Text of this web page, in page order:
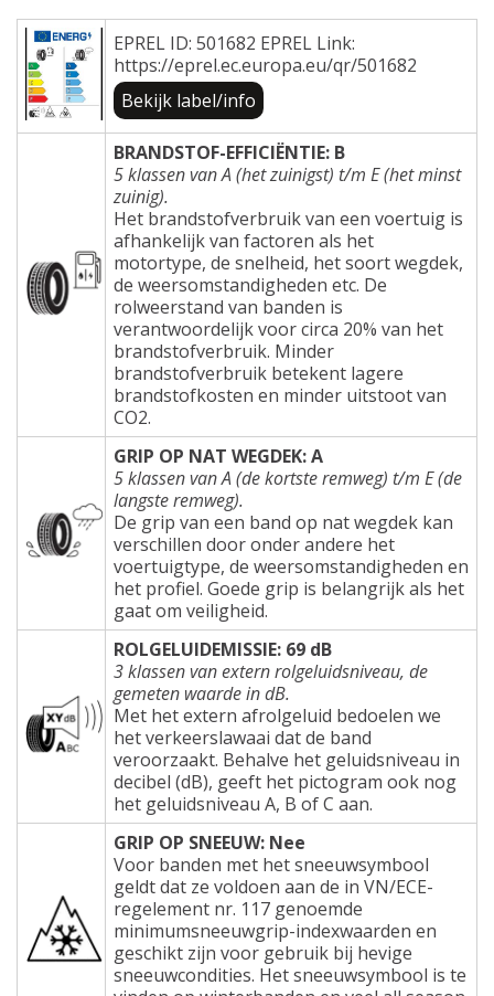
EPREL ID: 501682 EPREL Link:
https://eprel.ec.europa.eu/qr/501682
Bekijk label/info
BRANDSTOF-EFFICIËNTIE: B
5 klassen van A (het zuinigst) t/m E (het minst
zuinig).
Het brandstofverbruik van een voertuig is
afhankelijk van factoren als het
motortype, de snelheid, het soort wegdek,
de weersomstandigheden etc. De
rolweerstand van banden is
verantwoordelijk voor circa 20% van het
brandstofverbruik. Minder
brandstofverbruik betekent lagere
brandstofkosten en minder uitstoot van
CO2.
GRIP OP NAT WEGDEK: A
5 klassen van A (de kortste remweg) t/m E (de
langste remweg).
De grip van een band op nat wegdek kan
verschillen door onder andere het
voertuigtype, de weersomstandigheden en
het profiel. Goede grip is belangrijk als het
gaat om veiligheid.
ROLGELUIDEMISSIE: 69 dB
3 klassen van extern rolgeluidsniveau, de
gemeten waarde in dB.
Met het extern afrolgeluid bedoelen we
het verkeerslawaai dat de band
veroorzaakt. Behalve het geluidsniveau in
decibel (dB), geeft het pictogram ook nog
het geluidsniveau A, B of C aan.
GRIP OP SNEEUW: Nee
Voor banden met het sneeuwsymbool
geldt dat ze voldoen aan de in VN/ECE-
regelement nr. 117 genoemde
minimumsneeuwgrip-indexwaarden en
geschikt zijn voor gebruik bij hevige
sneeuwcondities. Het sneeuwsymbool is te